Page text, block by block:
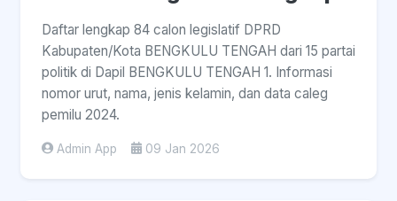
Daftar lengkap 84 calon legislatif DPRD
Kabupaten/Kota BENGKULU TENGAH dari 15 partai
politik di Dapil BENGKULU TENGAH 1. Informasi
nomor urut, nama, jenis kelamin, dan data caleg
pemilu 2024.
Admin App 09 Jan 2026